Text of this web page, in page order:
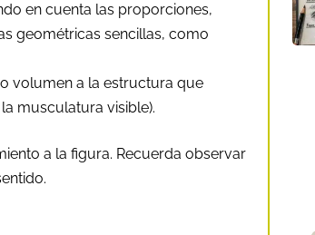
en cuenta las proporciones,
geométricas sencillas, como
volumen a la estructura que
musculatura visible).
a la figura. Recuerda observar